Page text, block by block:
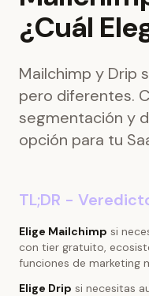
¿Cuál
Mailchimp y Drip
pero diferentes.
segmentación y
opción para tu
TL;DR -
Elige Mailchimp si
con tier gratuito,
funciones de marketing
Elige Drip si necesitas